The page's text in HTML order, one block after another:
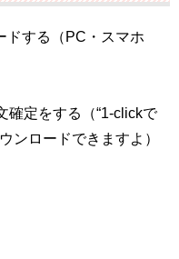
ドする（PC・スマホ
確定をする（“1‐clickで
ンロードできますよ）